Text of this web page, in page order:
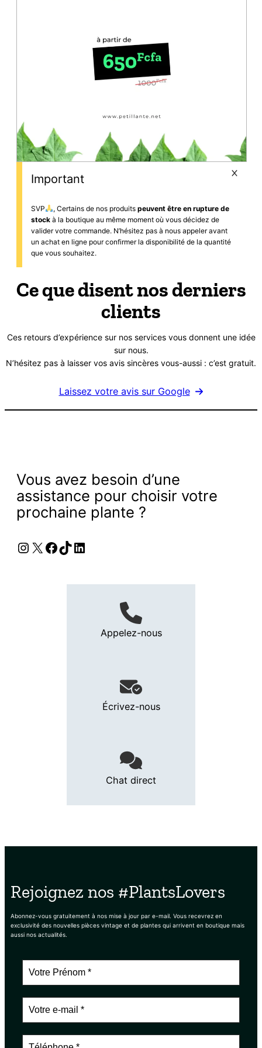
Important
SVP , Certains de nos produits peuvent être en rupture de
stock à la boutique au même moment où vous décidez de
valider votre commande. N’hésitez pas à nous appeler avant
un achat en ligne pour confirmer la disponibilité de la quantité
que vous souhaitez.
Ce que disent nos derniers
clients
Ces retours d’expérience sur nos services vous donnent une idée
sur nous.
N’hésitez pas à laisser vos avis sincères vous-aussi : c’est gratuit.
Laissez votre avis sur Google
Vous avez besoin d’une
assistance pour choisir votre
prochaine plante ?
Instagram
X Facebook
TikTok
LinkedIn
Appelez-nous
Écrivez-nous
Chat direct
Rejoignez nos #PlantsLovers
Abonnez-vous gratuitement à nos mise à jour par e-mail. Vous recevrez en
exclusivité des nouvelles pièces vintage et de plantes qui arrivent en boutique mais
aussi nos actualités.